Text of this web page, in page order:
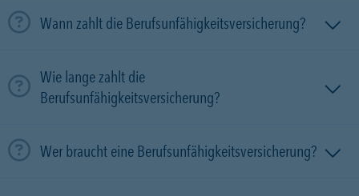
Wann zahlt die Berufsunfähigkeitsversicherung?
Wie lange zahlt die
Berufsunfähigkeitsversicherung?
Wer braucht eine Berufsunfähigkeitsversicherung?